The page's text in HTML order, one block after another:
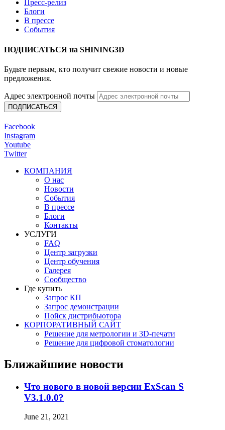
Пресс-релиз
Блоги
В прессе
События
ПОДПИСАТЬСЯ на SHINING3D
Будьте первым, кто получит свежие новости и новые
предложения.
Адрес электронной почты
Facebook
Instagram
Youtube
Twitter
КОМПАНИЯ
О нас
Новости
События
В прессе
Блоги
Контакты
УСЛУГИ
FAQ
Центр загрузки
Центр обучения
Галерея
Сообщество
Где купить
Запрос КП
Запрос демонстрации
Пойск дистрибьютора
КОРПОРАТИВНЫЙ САЙТ
Решение для метрологии и 3D-печати
Решение для цифровой стоматологии
Ближайшиие новости
Что нового в новой версии ExScan S
V3.1.0.0?
June 21, 2021